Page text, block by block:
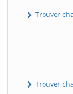
Trouver
Trouver